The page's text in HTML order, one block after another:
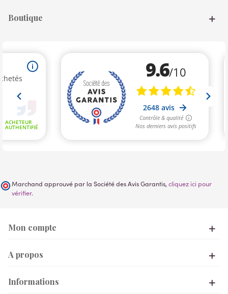
Boutique
Marchand approuvé par la Société des Avis Garantis, cliquez ici pour
vérifier.
Mon compte
A propos
Informations